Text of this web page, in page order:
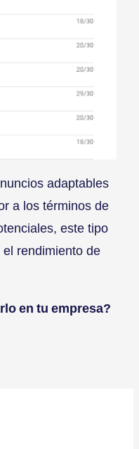
adaptables
a los términos de
este tipo
rendimiento de
en tu empresa?